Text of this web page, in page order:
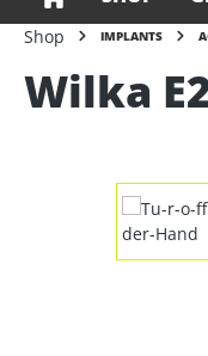
Shop IMPLANTS
Wilka
Skip image gallery